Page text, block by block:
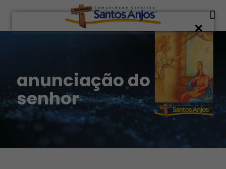
anunciação do
senhor